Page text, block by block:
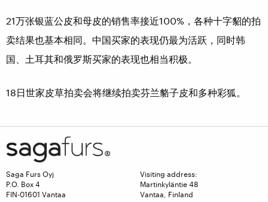
21万张银蓝公皮和母皮的销售率接近100%，各种十字貂的拍
卖结果也基本相同。中国买家的表现仍最为活跃，同时韩
国、土耳其和俄罗斯买家的表现也相当积极。
18日世家皮草拍卖会将继续拍卖芬兰貉子皮和多种彩狐。
Saga Furs Oyj
P.O. Box 4
FIN-01601 Vantaa
Visiting address:
Martinkyläntie 48
Vantaa, Finland